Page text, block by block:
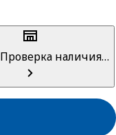
Проверка наличия…